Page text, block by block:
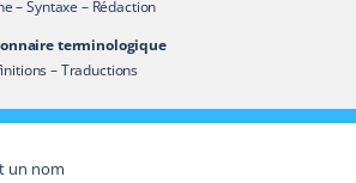
– Syntaxe – Rédaction
terminologique
– Traductions
un nom